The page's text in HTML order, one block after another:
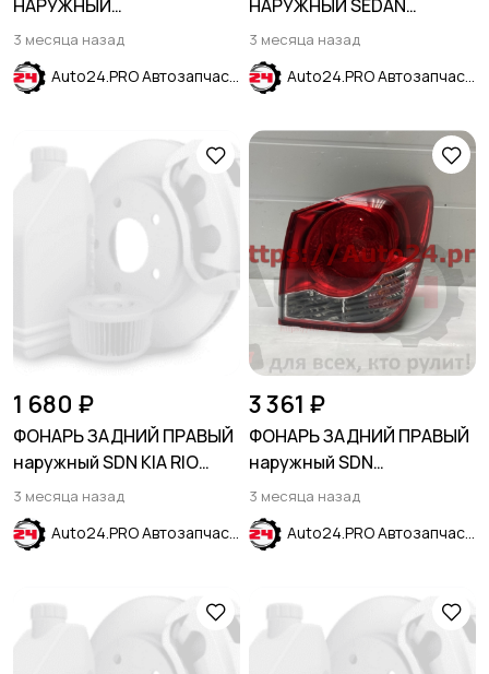
НАРУЖНЫЙ
ГАЛОГЕНОВЫЙ LS
CHEVROLET EQUINOX 2021-
2024
3 месяца назад
Auto24.PRO Автозапчасти
НАРУЖНЫЙ SEDAN
CHEVROLET CRUZE 2015-
2024
3 месяца назад
Auto24.PRO Автозапчасти
1 680 ₽
ФОНАРЬ ЗАДНИЙ ПРАВЫЙ
наружный SDN KIA RIO
2011-2015
3 месяца назад
Auto24.PRO Автозапчасти
3 361 ₽
ФОНАРЬ ЗАДНИЙ ПРАВЫЙ
наружный SDN
CHEVROLET CRUZE 2009-
3 месяца назад
Auto24.PRO Автозапчасти